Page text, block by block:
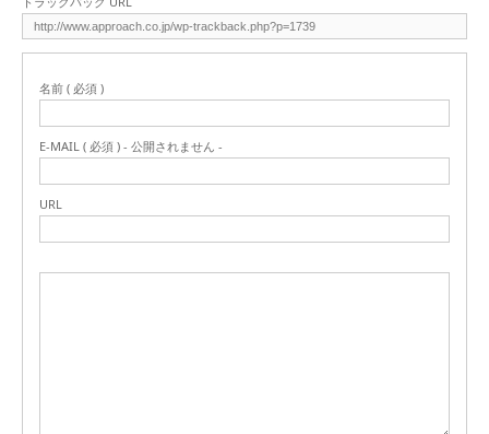
名前 ( 必須 )
E-MAIL ( 必須 ) - 公開されません -
URL